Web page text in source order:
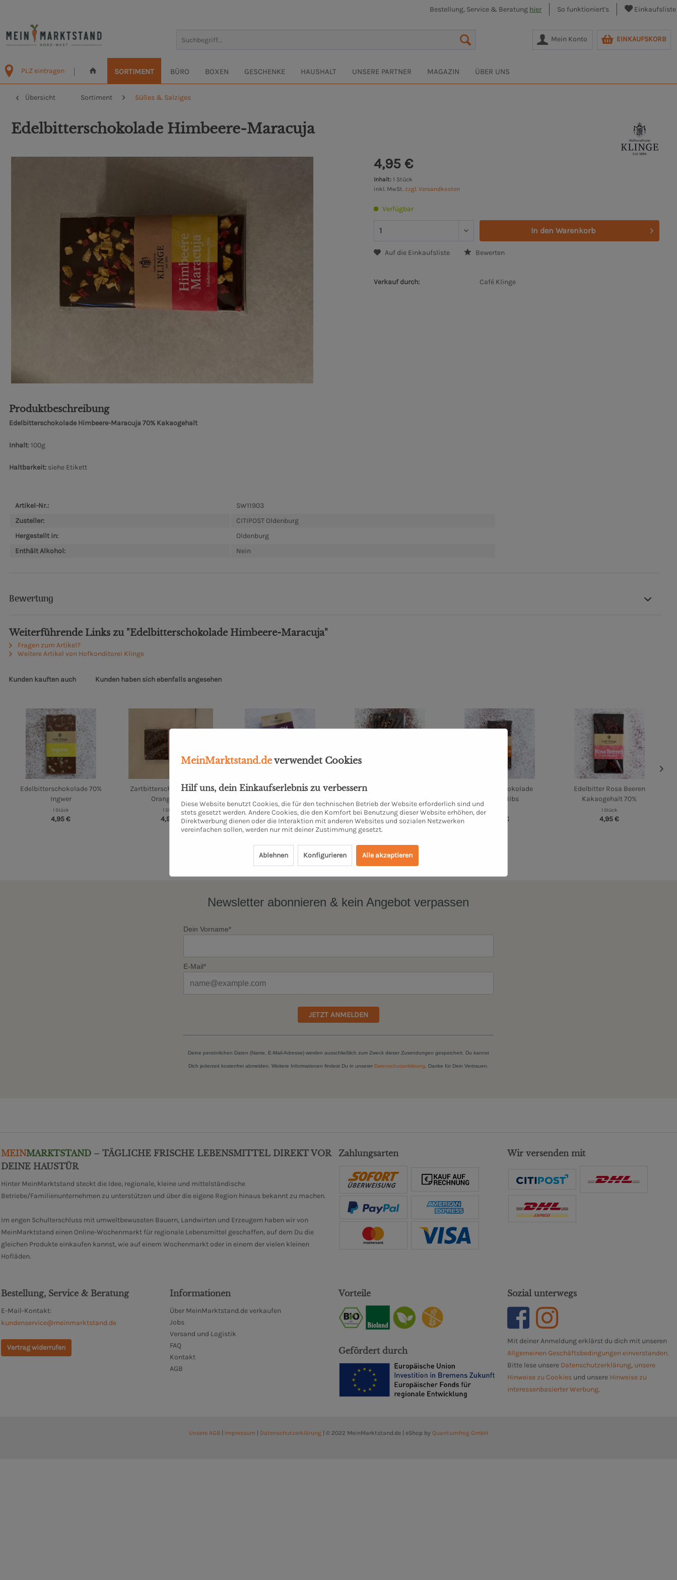
Bestellung, Service & Beratung hier So funktioniert's Einkaufsliste
Mein Konto EINKAUFSKORB
PLZ eintragen SORTIMENT BÜRO BOXEN GESCHENKE HAUSHALT UNSERE PARTNER MAGAZIN ÜBER UNS
Übersicht Sortiment Süßes & Salziges
Edelbitterschokolade Himbeere-Maracuja
4,95 €
Inhalt:1 Stück
inkl. MwSt.zzgl. Versandkosten
Verfügbar
In den Warenkorb
Auf die Einkaufsliste Bewerten
Verkauf durch: Café Klinge
Produktbeschreibung
Edelbitterschokolade Himbeere-Maracuja 70% Kakaogehalt
Inhalt: 100g
Haltbarkeit: siehe Etikett
Artikel-Nr.:
SW11903
Zusteller:
CITIPOST Oldenburg
Hergestellt in:
Oldenburg
Enthält Alkohol:
Nein
Bewertung
Weiterführende Links zu "Edelbitterschokolade Himbeere-Maracuja"
Fragen zum Artikel?
Weitere Artikel von Hofkonditorei Klinge
Kunden kauften auch Kunden haben sich ebenfalls angesehen
Edelbitterschokolade 70%
Ingwer
1 Stück
4,95 €
Zartbitterschokolade 70%
Orange Nibs
1 Stück
4,95 €
Bruch Schokolade
200 Gramm
9,90 €
Edelbitter Chili
1 Stück
4,95 €
Zartbitterschokolade
Orange Nibs
4,95 €
Edelbitter Rosa Beeren
Kakaogehalt 70%
1 Stück
4,95 €
Newsletter abonnieren & kein Angebot verpassen
Dein Vorname*
E-Mail*
JETZT ANMELDEN
Deine persönlichen Daten (Name, E-Mail-Adresse) werden ausschließlich zum Zweck dieser Zusendungen gespeichert. Du kannst
Dich jederzeit kostenfrei abmelden. Weitere Informationen findest Du in unserer Datenschutzerklärung . Danke für Dein Vertrauen.
MEINMARKTSTAND – TÄGLICHE FRISCHE LEBENSMITTEL DIREKT VOR
DEINE HAUSTÜR
Hinter MeinMarktstand steckt die Idee, regionale, kleine und mittelständische
Betriebe/Familienunternehmen zu unterstützen und über die eigene Region hinaus bekannt zu machen.
Im engen Schulterschluss mit umweltbewussten Bauern, Landwirten und Erzeugern haben wir von
MeinMarktstand einen Online-Wochenmarkt für regionale Lebensmittel geschaffen, auf dem Du die
gleichen Produkte einkaufen kannst, wie auf einem Wochenmarkt oder in einem der vielen kleinen
Hofläden.
Zahlungsarten Wir versenden mit
Bestellung, Service & Beratung
E-Mail-Kontakt:
kundenservice@meinmarktstand.de
Vertrag widerrufen
Informationen
Über MeinMarktstand.de verkaufen
Jobs
Versand und Logistik
FAQ
Kontakt
AGB
Vorteile
Gefördert durch
Sozial unterwegs
Mit deiner Anmeldung erklärst du dich mit unseren
Allgemeinen Geschäftsbedingungen einverstanden.
Bitte lese unsere Datenschutzerklärung, unsere
Hinweise zu Cookies und unsere Hinweise zu
interessenbasierter Werbung.
Unsere AGB Impressum Datenschutzerklärung | © 2022 MeinMarktstand.de | eShop by Quantumfrog GmbH
MeinMarktstand.deverwendet Cookies
Hilf uns, dein Einkaufserlebnis zu verbessern
Diese Website benutzt Cookies, die für den technischen Betrieb der Website erforderlich sind und
stets gesetzt werden. Andere Cookies, die den Komfort bei Benutzung dieser Website erhöhen, der
Direktwerbung dienen oder die Interaktion mit anderen Websites und sozialen Netzwerken
vereinfachen sollen, werden nur mit deiner Zustimmung gesetzt.
Ablehnen Konfigurieren Alle akzeptieren